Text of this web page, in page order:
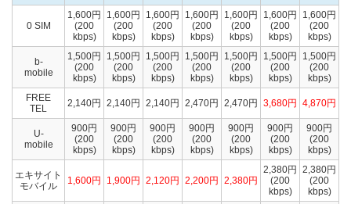
0 SIM
1,600円
(200
kbps)
1,600円
(200
kbps)
1,600円
(200
kbps)
1,600円
(200
kbps)
1,600円
(200
kbps)
1,600円
(200
kbps)
1,600円
(200
kbps)
b-
mobile
1,500円
(200
kbps)
1,500円
(200
kbps)
1,500円
(200
kbps)
1,500円
(200
kbps)
1,500円
(200
kbps)
1,500円
(200
kbps)
1,500円
(200
kbps)
FREE
TEL
2,140円 2,140円 2,140円 2,470円 2,470円 3,680円 4,870円
U-
mobile
900円
(200
kbps)
900円
(200
kbps)
900円
(200
kbps)
900円
(200
kbps)
900円
(200
kbps)
900円
(200
kbps)
900円
(200
kbps)
エキサイト
モバイル
1,600円 1,900円 2,120円 2,200円 2,380円
2,380円
(200
kbps)
2,380円
(200
kbps)